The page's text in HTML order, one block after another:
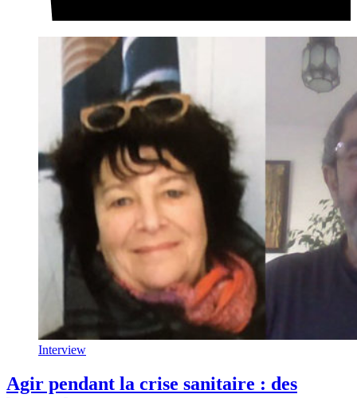
Interview
Agir pendant la crise sanitaire : des